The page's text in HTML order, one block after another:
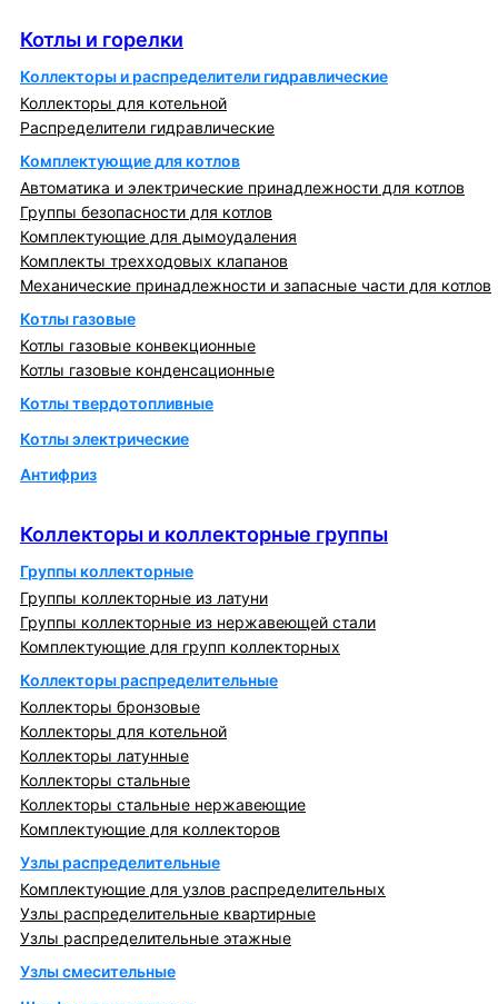
Котлы и горелки
Коллекторы и распределители гидравлические
Коллекторы для котельной
Распределители гидравлические
Комплектующие для котлов
Автоматика и электрические принадлежности для котлов
Группы безопасности для котлов
Комплектующие для дымоудаления
Комплекты трехходовых клапанов
Механические принадлежности и запасные части для котлов
Котлы газовые
Котлы газовые конвекционные
Котлы газовые конденсационные
Котлы твердотопливные
Котлы электрические
Антифриз
Коллекторы и коллекторные группы
Группы коллекторные
Группы коллекторные из латуни
Группы коллекторные из нержавеющей стали
Комплектующие для групп коллекторных
Коллекторы распределительные
Коллекторы бронзовые
Коллекторы для котельной
Коллекторы латунные
Коллекторы стальные
Коллекторы стальные нержавеющие
Комплектующие для коллекторов
Узлы распределительные
Комплектующие для узлов распределительных
Узлы распределительные квартирные
Узлы распределительные этажные
Узлы смесительные